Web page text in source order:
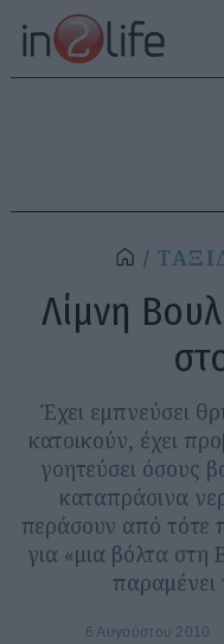
Λίμνη
Έχει εμπνεύσει
κατοικούν, έχει
γοητεύσει όσους
καταπράσινα
περάσουν από τότε
για «μια βόλτα στη
παραμένει
6 Αυγούστου 2010